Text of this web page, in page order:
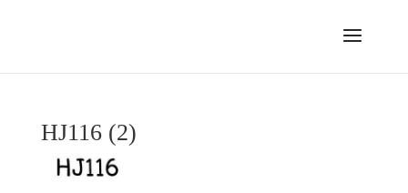
HJ116 (2)